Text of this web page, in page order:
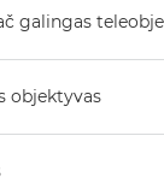
galingas
objektyvas